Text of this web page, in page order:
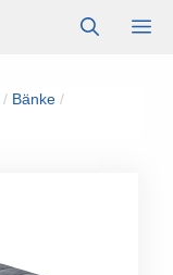
/ Bänke /